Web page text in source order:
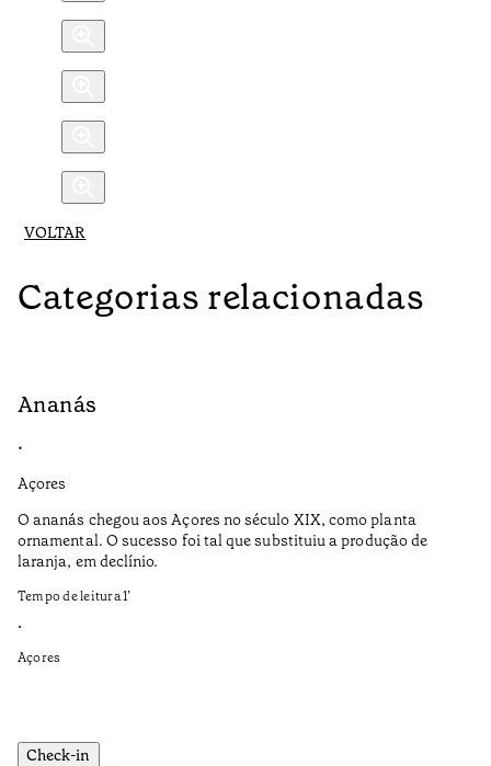
VOLTAR
Categorias relacionadas
Ananás
•
Açores
O ananás chegou aos Açores no século XIX, como planta
ornamental. O sucesso foi tal que substituiu a produção de
laranja, em declínio.
Tempo de leitura1’
•
Açores
Check-in